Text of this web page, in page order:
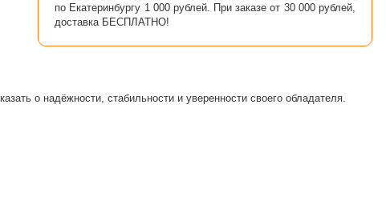
по Екатеринбургу 1 000 рублей. При заказе от 30 000 рублей,
доставка БЕСПЛАТНО!
о надёжности, стабильности и уверенности своего обладателя.